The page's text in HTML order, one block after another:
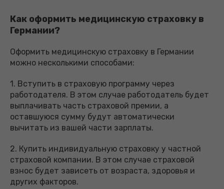
Как оформить медицинскую страховку в
Германии?
Оформить медицинскую страховку в Германии
можно несколькими способами:
1. Вступить в страховую программу через
работодателя. В этом случае работодатель будет
выплачивать часть страховой премии, а
оставшуюся сумму будут автоматически
вычитать из вашей части зарплаты.
2. Купить индивидуальную страховку у частной
страховой компании. В этом случае страховой
взнос будет зависеть от возраста, здоровья и
других факторов.